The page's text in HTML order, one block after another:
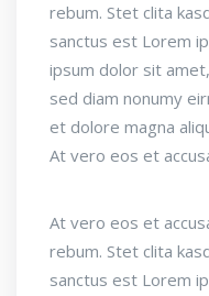
rebum. Stet clita
sanctus est Lorem
ipsum dolor sit
sed diam nonumy
et dolore magna
At vero eos et
At vero eos et
rebum. Stet clita
sanctus est Lorem